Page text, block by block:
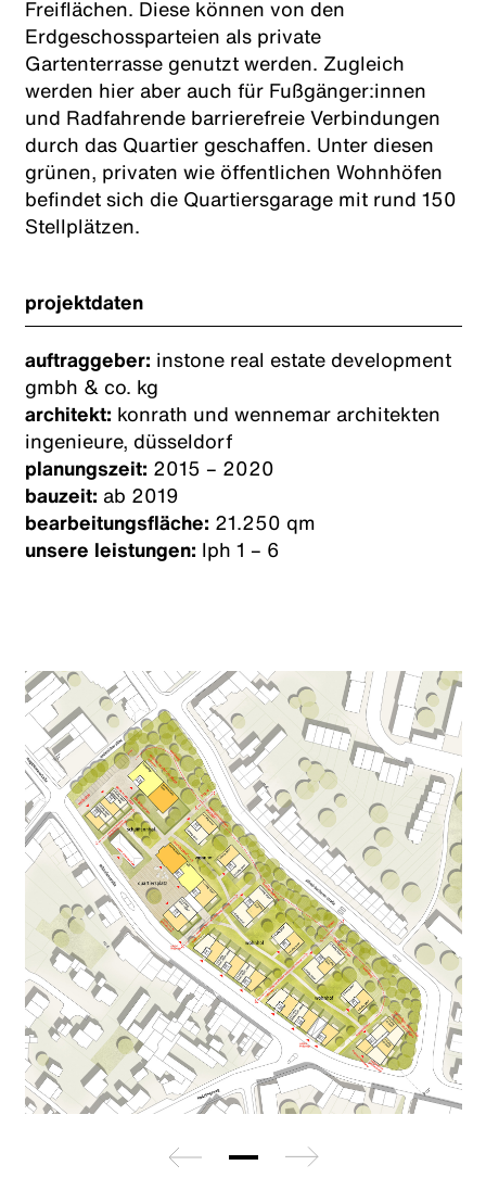
Freiflächen. Diese können von den
Erdgeschossparteien als private
Gartenterrasse genutzt werden. Zugleich
werden hier aber auch für Fußgänger:innen
und Radfahrende barrierefreie Verbindungen
durch das Quartier geschaffen. Unter diesen
grünen, privaten wie öffentlichen Wohnhöfen
befindet sich die Quartiersgarage mit rund 150
Stellplätzen.
projektdaten
auftraggeber: instone real estate development
gmbh & co. kg
architekt: konrath und wennemar architekten
ingenieure, düsseldorf
planungszeit: 2015 – 2020
bauzeit: ab 2019
bearbeitungsfläche: 21.250 qm
unsere leistungen: lph 1 – 6
zurück weiter